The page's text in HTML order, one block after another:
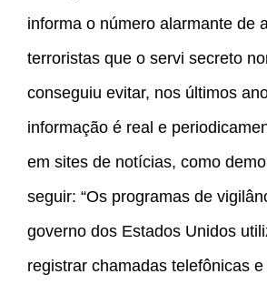
informa o número alarmante de
terroristas que o servi secreto
conseguiu evitar, nos últimos
informação é real e
em sites de notícias, como
seguir: “Os programas de
governo dos Estados Unidos
registrar chamadas telefônicas